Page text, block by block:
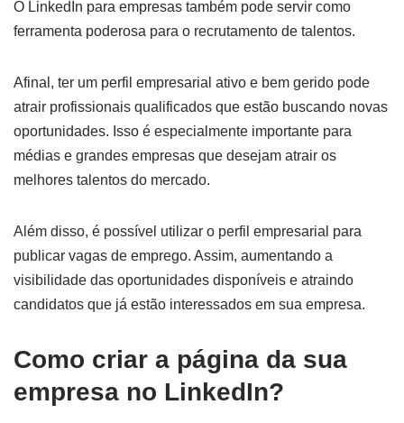
O LinkedIn para empresas também pode servir como
ferramenta poderosa para o recrutamento de talentos.
Afinal, ter um perfil empresarial ativo e bem gerido pode
atrair profissionais qualificados que estão buscando novas
oportunidades. Isso é especialmente importante para
médias e grandes empresas que desejam atrair os
melhores talentos do mercado.
Além disso, é possível utilizar o perfil empresarial para
publicar vagas de emprego. Assim, aumentando a
visibilidade das oportunidades disponíveis e atraindo
candidatos que já estão interessados em sua empresa.
Como criar a página da sua
empresa no LinkedIn?